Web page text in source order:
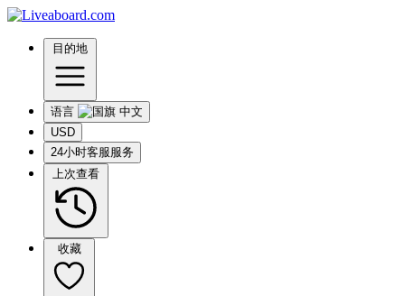
目的地
语言
USD
24小时客服服务
上次查看
收藏